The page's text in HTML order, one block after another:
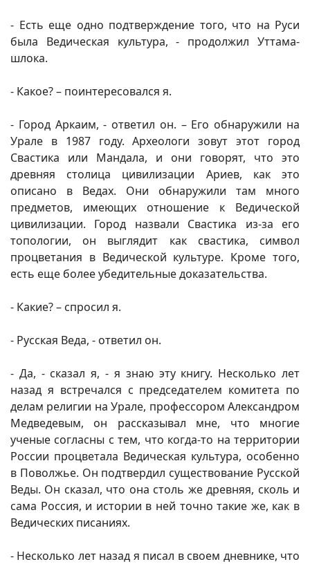
- Есть еще одно подтверждение того, что на Руси
была Ведическая культура, - продолжил Уттама-
шлока.
- Какое? – поинтересовался я.
- Город Аркаим, - ответил он. – Его обнаружили на
Урале в 1987 году. Археологи зовут этот город
Свастика или Мандала, и они говорят, что это
древняя столица цивилизации Ариев, как это
описано в Ведах. Они обнаружили там много
предметов, имеющих отношение к Ведической
цивилизации. Город назвали Свастика из-за его
топологии, он выглядит как свастика, символ
процветания в Ведической культуре. Кроме того,
есть еще более убедительные доказательства.
- Какие? – спросил я.
- Русская Веда, - ответил он.
- Да, - сказал я, - я знаю эту книгу. Несколько лет
назад я встречался с председателем комитета по
делам религии на Урале, профессором Александром
Медведевым, он рассказывал мне, что многие
ученые согласны с тем, что когда-то на территории
России процветала Ведическая культура, особенно
в Поволжье. Он подтвердил существование Русской
Веды. Он сказал, что она столь же древняя, сколь и
сама Россия, и истории в ней точно такие же, как в
Ведических писаниях.
- Несколько лет назад я писал в своем дневнике, что